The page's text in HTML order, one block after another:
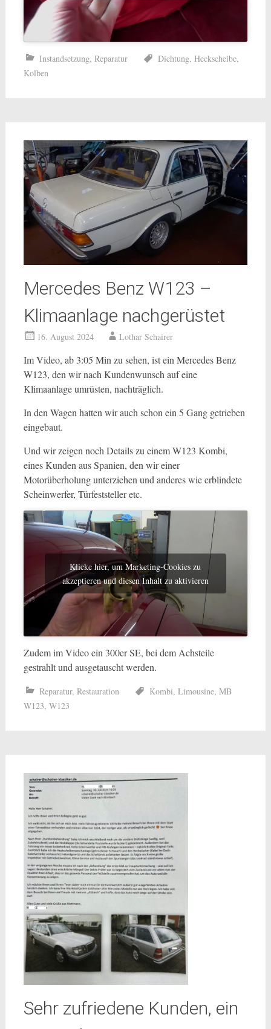
Instandsetzung, Reparatur Dichtung, Heckscheibe,
Kolben
Mercedes Benz W123 –
Klimaanlage nachgerüstet
16. August 2024 Lothar Schairer
Im Video, ab 3:05 Min zu sehen, ist ein Mercedes Benz
W123, den wir nach Kundenwunsch auf eine
Klimaanlage umrüsten, nachträglich.
In den Wagen hatten wir auch schon ein 5 Gang getrieben
eingebaut.
Und wir zeigen noch Details zu einem W123 Kombi,
eines Kunden aus Spanien, den wir einer
Motorüberholung unterziehen und anderes wie erblindete
Scheinwerfer, Türfeststeller etc.
Klicke hier, um Marketing-Cookies zu
akzeptieren und diesen Inhalt zu aktivieren
Zudem im Video ein 300er SE, bei dem Achsteile
gestrahlt und ausgetauscht werden.
Reparatur, Restauration Kombi, Limousine, MB
W123, W123
Sehr zufriedene Kunden, ein